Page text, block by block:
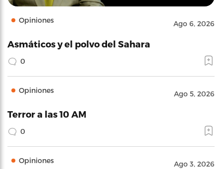
Opiniones Ago 6, 2026
Asmáticos y el polvo del Sahara
0
Opiniones Ago 5, 2026
Terror a las 10 AM
0
Opiniones Ago 3, 2026